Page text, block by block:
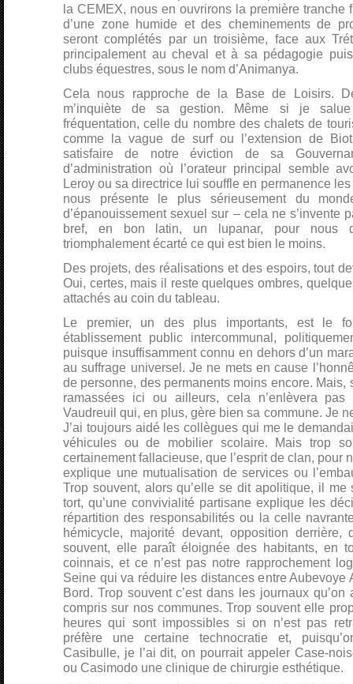
la CEMEX, nous en ouvrirons la première tranche
d’une zone humide et des cheminements de
seront complétés par un troisième, face aux
principalement au cheval et à sa pédagogie
clubs équestres, sous le nom d’Animanya.
Cela nous rapproche de la Base de Loisirs.
m’inquiète de sa gestion. Même si je salue
fréquentation, celle du nombre des chalets de
comme la vague de surf ou l’extension de
satisfaire de notre éviction de sa
d’administration où l’orateur principal semble
Leroy ou sa directrice lui souffle en permanence
nous présente le plus sérieusement du
d’épanouissement sexuel sur – cela ne s’invente
bref, en bon latin, un lupanar, pour nous
triomphalement écarté ce qui est bien le moins.
Des projets, des réalisations et des espoirs, tout
Oui, certes, mais il reste quelques ombres,
attachés au coin du tableau.
Le premier, un des plus importants, est le
établissement public intercommunal,
puisque insuffisamment connu en dehors d’un
au suffrage universel. Je ne mets en cause
de personne, des permanents moins encore. Mais,
ramassées ici ou ailleurs, cela n’enlèvera
Vaudreuil qui, en plus, gère bien sa commune. Je
J’ai toujours aidé les collègues qui me le
véhicules ou de mobilier scolaire. Mais trop
certainement fallacieuse, que l’esprit de clan, pour
explique une mutualisation de services ou
Trop souvent, alors qu’elle se dit apolitique, il me
tort, qu’une convivialité partisane explique les
répartition des responsabilités ou la celle
hémicycle, majorité devant, opposition derrière,
souvent, elle paraît éloignée des habitants, en
coinnais, et ce n’est pas notre rapprochement
Seine qui va réduire les distances entre Aubevoye
Bord. Trop souvent c’est dans les journaux
compris sur nos communes. Trop souvent elle
heures qui sont impossibles si on n’est pas
préfère une certaine technocratie et,
Casibulle, je l’ai dit, on pourrait appeler Case-
ou Casimodo une clinique de chirurgie esthétique.